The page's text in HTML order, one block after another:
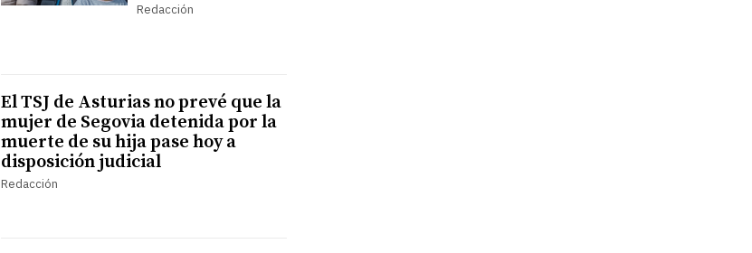
Redacción
El TSJ de Asturias no prevé que la
mujer de Segovia detenida por la
muerte de su hija pase hoy a
disposición judicial
Redacción